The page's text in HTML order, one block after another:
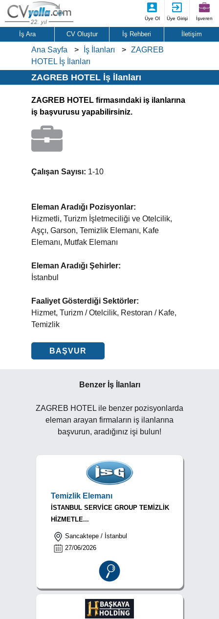
Üye Ol Üye Girişi İşveren
İş Ara CV Oluştur İş Rehberi İletişim
Ana Sayfa İş İlanları
ZAGREB
HOTEL İş İlanları
ZAGREB HOTEL İş İlanları
ZAGREB HOTEL firmasındaki iş ilanlarına
iş başvurusu yapabilirsiniz.
Çalışan Sayısı: 1-10
Eleman Aradığı Pozisyonlar:
Hizmetli, Turizm İşletmeciliği ve Otelcilik,
Aşçı, Garson, Temizlik Elemanı, Kafe
Elemanı, Mutfak Elemanı
Eleman Aradığı Şehirler:
İstanbul
Faaliyet Gösterdiği Sektörler:
Hizmet, Turizm / Otelcilik, Restoran / Kafe,
Temizlik
BAŞVUR
Benzer İş İlanları
ZAGREB HOTEL ile benzer pozisyonlarda
eleman arayan firmaların iş ilanlarına
başvurun, aradığınız işi bulun!
Temizlik Elemanı
İSTANBUL SERVİCE GROUP TEMİZLİK
HİZMETLE...
Sancaktepe / İstanbul
27/06/2026